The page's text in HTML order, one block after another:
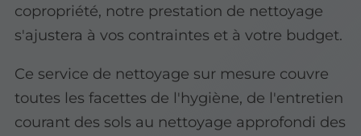
copropriété, notre prestation de nettoyage
s'ajustera à vos contraintes et à votre budget.
Ce service de nettoyage sur mesure couvre
toutes les facettes de l'hygiène, de l'entretien
courant des sols au nettoyage approfondi des